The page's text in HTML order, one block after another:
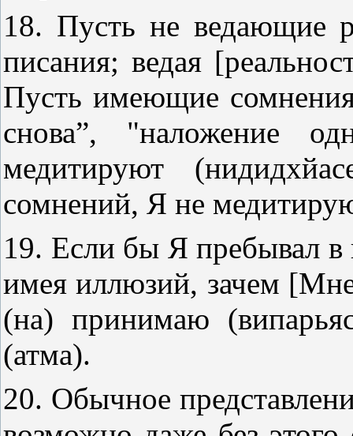
18. Пусть не ведающие
писания; ведая
Пусть имеющие
снова”, "наложение
медитируют
сомнений, Я не
19. Если бы Я пребывал
имея иллюзий, зачем
(на) принимаю
(атма).
20. Обычное